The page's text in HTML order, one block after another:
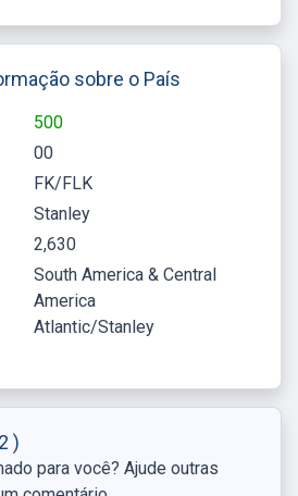
sobre o País
500
00
FK/FLK
Stanley
2,630
South America & Central
America
Atlantic/Stanley
)
para você? Ajude outras